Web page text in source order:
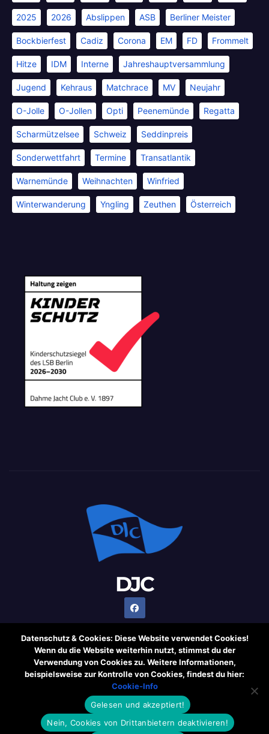
2025 2026 Abslippen ASB Berliner Meister
Bockbierfest Cadiz Corona EM FD Frommelt
Hitze IDM Interne Jahreshauptversammlung
Jugend Kehraus Matchrace MV Neujahr
O-Jolle O-Jollen Opti Peenemünde Regatta
Scharmützelsee Schweiz Seddinpreis
Sonderwettfahrt Termine Transatlantik
Warnemünde Weihnachten Winfried
Winterwanderung Yngling Zeuthen Österreich
DJC
Stolz präsentiert von WordPress|Theme: Newsup von
Themeansar
Cookie-Information Rechtliche HinweiseDatenschutzerklärung
Datenschutz & Cookies: Diese Website verwendet Cookies!
Wenn du die Website weiterhin nutzt, stimmst du der
Verwendung von Cookies zu. Weitere Informationen,
beispielsweise zur Kontrolle von Cookies, findest du hier:
Cookie-Info
Gelesen und akzeptiert!
Nein, Cookies von Drittanbietern deaktivieren!